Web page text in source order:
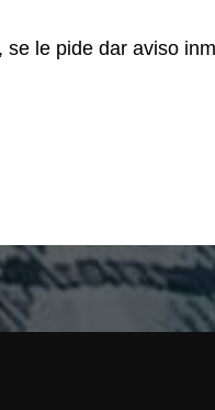
le pide dar aviso